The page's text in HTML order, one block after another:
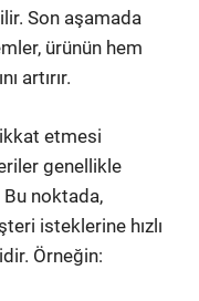
Son aşamada
ürünün hem
artırır.
etmesi
genellikle
noktada,
isteklerine hızlı
Örneğin: